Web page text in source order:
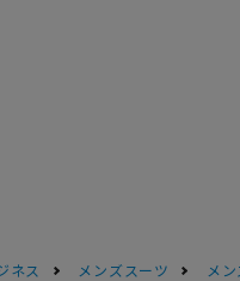
ネス メンズスーツ
メ